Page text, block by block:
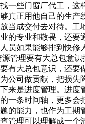
一些门窗厂代工，
真正用他自己的生
当成交付去对待。
的专业和敬畏，还
如果能够排到快
管理要有大总包意
有大总包意识，还
公司做贡献，把损
来是进度管理。进
一条时间轴，更多
的能力，也作为工
管理可以理解成一